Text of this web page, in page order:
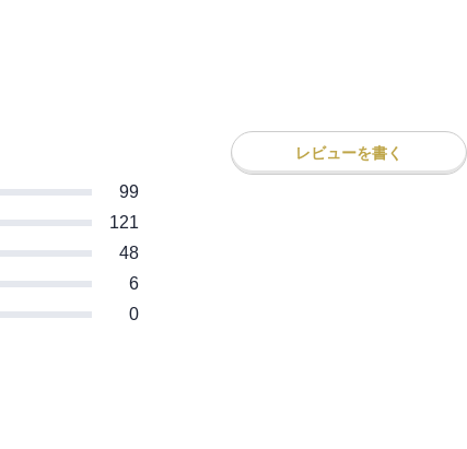
レビューを書く
99
121
48
6
0